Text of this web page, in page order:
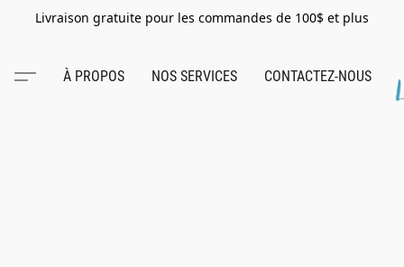
Livraison gratuite pour les commandes de 100$ et plus
À PROPOS NOS SERVICES CONTACTEZ-NOUS